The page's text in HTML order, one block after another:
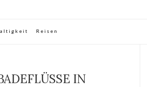
Reisen
IN